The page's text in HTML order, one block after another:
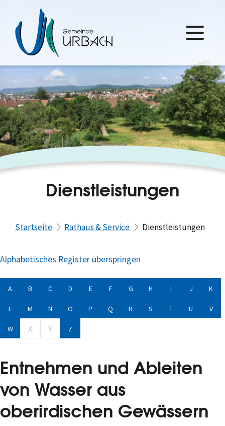
Dienstleistungen
Startseite Rathaus & Service Dienstleistungen
Alphabetisches Register überspringen
A B C D E F G H I J K
L M N O P Q R S T U V
W X Y Z
Entnehmen und Ableiten
von Wasser aus
oberirdischen Gewässern